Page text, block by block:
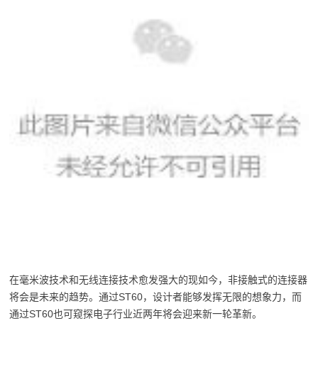
在毫米波技术和无线连接技术愈发强大的现如今，非接触式的连接器
将会是未来的趋势。通过ST60，设计者能够发挥无限的想象力，而
通过ST60也可窥探电子行业近两年将会迎来新一轮革新。